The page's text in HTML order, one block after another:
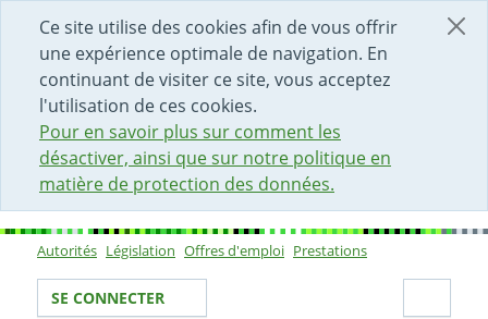
Ce site utilise des cookies afin de vous offrir
une expérience optimale de navigation. En
continuant de visiter ce site, vous acceptez
l'utilisation de ces cookies.
Pour en savoir plus sur comment les
désactiver, ainsi que sur notre politique en
matière de protection des données.
DÉBUT DU CONTENU DE LA PAGE
ACCÈS AU CHAMP DE RECHERCHE
PAGE D'ACCUEIL
FORMULAIRE DE CONTACT
Sous-navigation
Autorités Législation Offres d'emploi Prestations
Votre identité
SE CONNECTER